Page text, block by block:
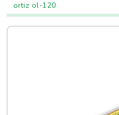
ortiz ol-120